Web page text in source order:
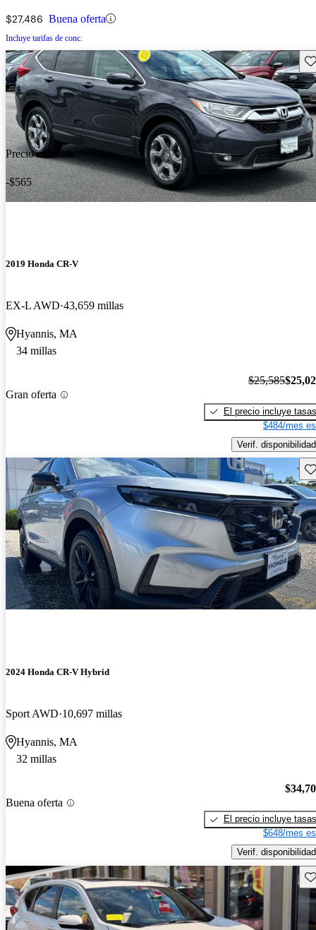
$27,486 Buena oferta
Incluye tarifas de conc.
Precio reducido
-$565
2019 Honda CR-V
EX-L AWD 43,659 millas
Hyannis, MA
34 millas
Gran oferta
$25,585
El precio incluye tasas
$484/mes
Verif. disponibilidad
2024 Honda CR-V Hybrid
Sport AWD 10,697 millas
Hyannis, MA
32 millas
Buena oferta
El precio incluye tasas
$648/mes
Verif. disponibilidad